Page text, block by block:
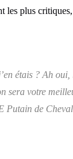
plus
étais ? Ah
sera votre
Putain de